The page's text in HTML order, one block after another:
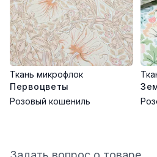
Ткань микрофлок
Первоцветы
Розовый кошениль